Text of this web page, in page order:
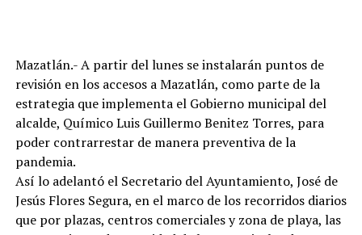
Mazatlán.- A partir del lunes se instalarán puntos de
revisión en los accesos a Mazatlán, como parte de la
estrategia que implementa el Gobierno municipal del
alcalde, Químico Luis Guillermo Benitez Torres, para
poder contrarrestar de manera preventiva de la
pandemia.
Así lo adelantó el Secretario del Ayuntamiento, José de
Jesús Flores Segura, en el marco de los recorridos diarios
que por plazas, centros comerciales y zona de playa, las